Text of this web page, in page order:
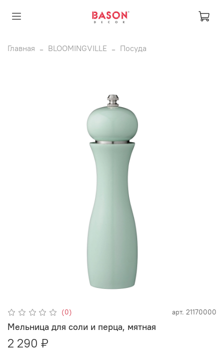
Главная BLOOMINGVILLE Посуда
(0) арт. 21170000
Мельница для соли и перца, мятная
2 290 ₽